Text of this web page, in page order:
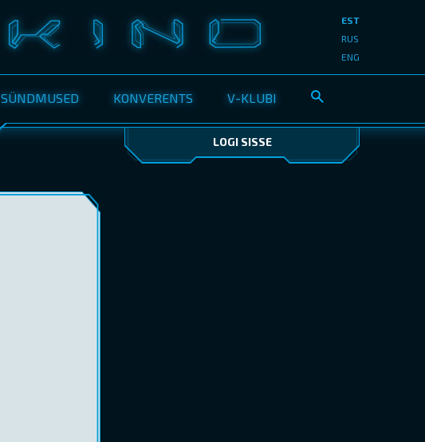
SÜNDMUSED KONVERENTS V-KLUBI
EST
RUS
ENG
LOGI SISSE